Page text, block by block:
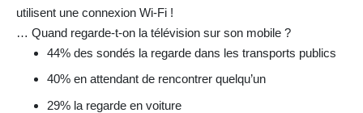
utilisent une connexion Wi-Fi !
… Quand regarde-t-on la télévision sur son mobile ?
44% des sondés la regarde dans les transports publics
40% en attendant de rencontrer quelqu’un
29% la regarde en voiture